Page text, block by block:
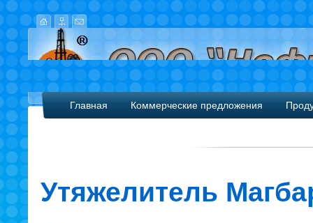
Главная Коммерческие предложения
Утяжелитель